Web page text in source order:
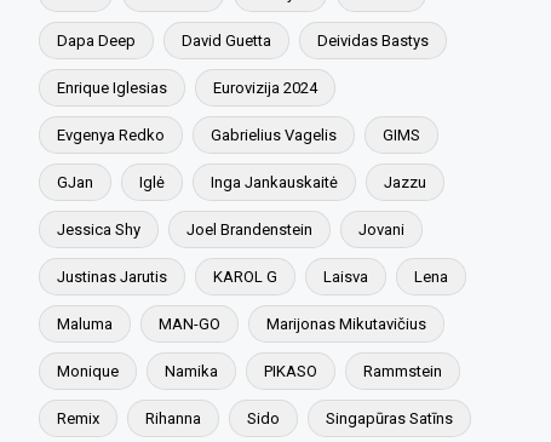
Dapa Deep David Guetta Deividas Bastys
Enrique Iglesias Eurovizija 2024
Evgenya Redko Gabrielius Vagelis GIMS
GJan Iglė Inga Jankauskaitė Jazzu
Jessica Shy Joel Brandenstein Jovani
Justinas Jarutis KAROL G Laisva Lena
Maluma MAN-GO Marijonas Mikutavičius
Monique Namika PIKASO Rammstein
Remix Rihanna Sido Singapūras Satīns